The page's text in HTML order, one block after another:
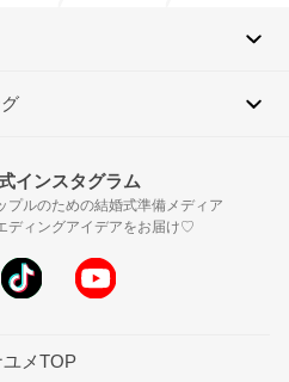
インスタグラム
プルのための結婚式準備メディア
ディングアイデアをお届け♡
メTOP